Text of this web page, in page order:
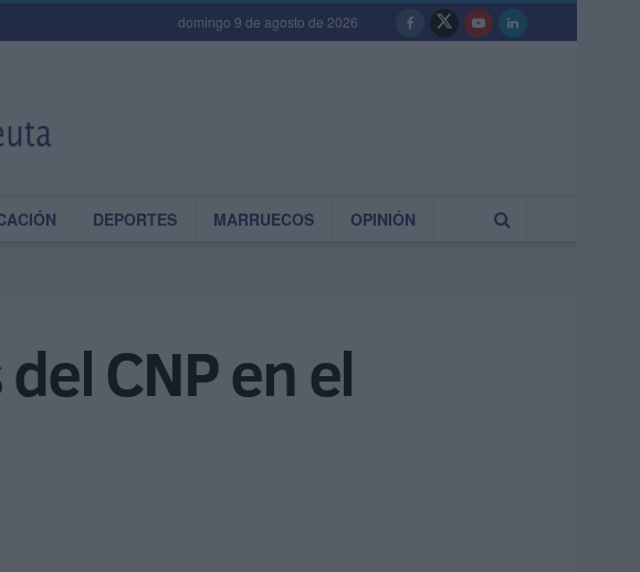
domingo 9 de agosto de 2026
DEPORTES MARRUECOS OPINIÓN
CNP en el